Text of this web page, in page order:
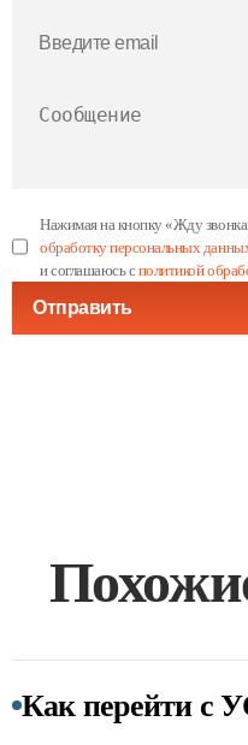
Нажимая на кнопку «Жду
обработку персональных
и соглашаюсь сполитикой
Отправить
Как перейти с